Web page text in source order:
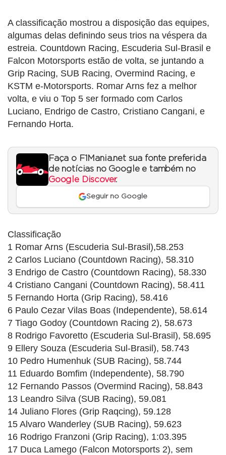
A classificação mostrou a disposição das equipes,
algumas delas definindo seus trios na véspera da
estreia. Countdown Racing, Escuderia Sul-Brasil e
Falcon Motorsports estão de volta, se juntando a
Grip Racing, SUB Racing, Overmind Racing, e
KSTM e-Motorsports. Romar Arns fez a melhor
volta, e viu o Top 5 ser formado com Carlos
Luciano, Endrigo de Castro, Cristiano Cangani, e
Fernando Horta.
Faça o F1Mania.net sua fonte preferida
de notícias no Google e também no
Google Discover.
Seguir no Google
Classificação
1 Romar Arns (Escuderia Sul-Brasil),58.253
2 Carlos Luciano (Countdown Racing), 58.310
3 Endrigo de Castro (Countdown Racing), 58.330
4 Cristiano Cangani (Countdown Racing), 58.411
5 Fernando Horta (Grip Racing), 58.416
6 Paulo Cezar Vilas Boas (Independente), 58.614
7 Tiago Godoy (Countdown Racing 2), 58.673
8 Rodrigo Favoretto (Escuderia Sul-Brasil), 58.695
9 Ellery Souza (Escuderia Sul-Brasil), 58.743
10 Pedro Humenhuk (SUB Racing), 58.744
11 Eduardo Bomfim (Independente), 58.790
12 Fernando Passos (Overmind Racing), 58.843
13 Leandro Silva (SUB Racing), 59.081
14 Juliano Flores (Grip Raqcing), 59.128
15 Alvaro Wanderley (SUB Racing), 59.623
16 Rodrigo Franzoni (Grip Racing), 1:03.395
17 Duca Lamego (Falcon Motorsports 2), sem